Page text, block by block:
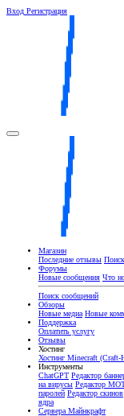
Вход Регистрация
Магазин
Последние отзывы
Форумы
Новые сообщения Что
Поиск сообщений
Обзоры
Новые медиа Новые
Поддержка
Оплатить услугу
Отзывы
Хостинг
Хостинг Minecraft (Craft-
Инструменты
ChatGPT Редактор
на вирусы Редактор
паролей Редактор скинов
ядра
Сервера Майнкрафт